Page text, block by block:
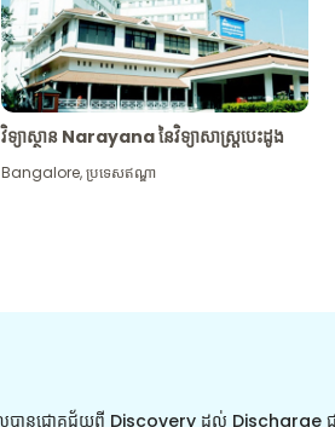
វិទ្យាស្ថាន Narayana នៃវិទ្យាសាស្រ្តបេះដូង
Bangalore,ប្រទេសឥណ្ឌា
ទទួលបានជោគជ័យពី Discovery ដល់